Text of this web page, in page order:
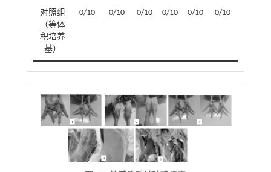
对照组
（等体
积培养
基）
0/10 0/10 0/10 0/10 0/10 0/10